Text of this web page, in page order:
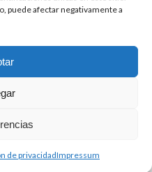
puede afectar negativamente a
de privacidadImpressum